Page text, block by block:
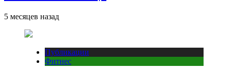
5 месяцев назад
Публикации
Фитнес